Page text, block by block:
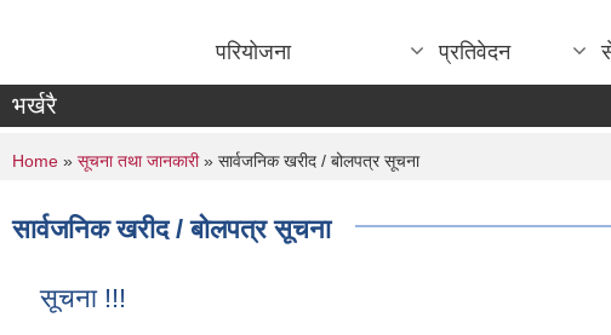
परियोजना प्रतिवेदन
भर्खरै
You are here
Home » सूचना तथा जानकारी» सार्वजनिक खरीद / बोलपत्र सूचना
सार्वजनिक खरीद / बोलपत्र सूचना
सूचना !!!